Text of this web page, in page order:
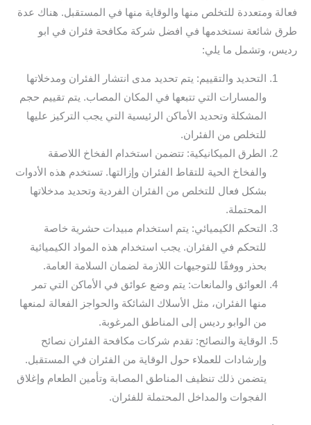
فعالة ومتعددة للتخلص منها والوقاية منها في المستقبل. هناك عدة
طرق شائعة نستخدمها في افضل شركة مكافحة فئران في ابو
رديس، وتشمل ما يلي:
التحديد والتقييم: يتم تحديد مدى انتشار الفئران ومدخلاتها
والمسارات التي تتبعها في المكان المصاب. يتم تقييم حجم
المشكلة وتحديد الأماكن الرئيسية التي يجب التركيز عليها
للتخلص من الفئران.
الطرق الميكانيكية: تتضمن استخدام الفخاخ اللاصقة
والفخاخ الحية للتقاط الفئران وإزالتها. تستخدم هذه الأدوات
بشكل فعال للتخلص من الفئران الفردية وتحديد مدخلاتها
المحتملة.
التحكم الكيميائي: يتم استخدام مبيدات حشرية خاصة
للتحكم في الفئران. يجب استخدام هذه المواد الكيميائية
بحذر ووفقًا للتوجيهات اللازمة لضمان السلامة العامة.
العوائق والمانعات: يتم وضع عوائق في الأماكن التي تمر
منها الفئران، مثل الأسلاك الشائكة والحواجز الفعالة لمنعها
من الوابو رديس إلى المناطق المرغوبة.
الوقاية والنصائح: تقدم شركات مكافحة الفئران نصائح
وإرشادات للعملاء حول الوقاية من الفئران في المستقبل.
يتضمن ذلك تنظيف المناطق المصابة وتأمين الطعام وإغلاق
الفجوات والمداخل المحتملة للفئران.